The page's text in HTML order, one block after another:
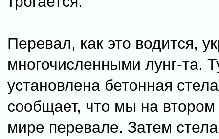
Перевал, как это водится,
многочисленными лунг-та.
установлена бетонная
сообщает, что мы на втором
мире перевале. Затем